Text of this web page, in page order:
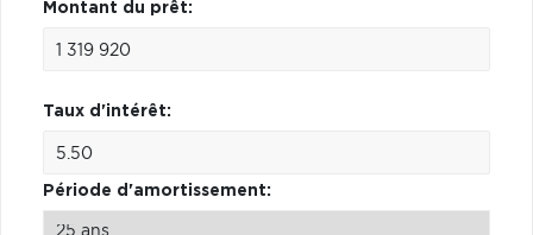
Montant du prêt:
Taux d'intérêt:
Période d'amortissement: